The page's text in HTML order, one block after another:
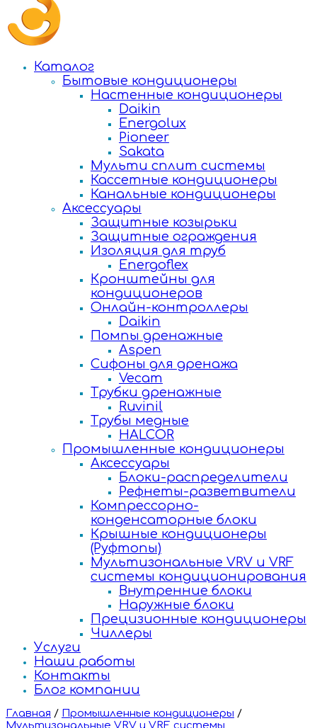
Каталог
Бытовые кондиционеры
Настенные кондиционеры
Daikin
Energolux
Pioneer
Sakata
Мульти сплит системы
Кассетные кондиционеры
Канальные кондиционеры
Аксессуары
Защитные козырьки
Защитные ограждения
Изоляция для труб
Energoflex
Кронштейны для
кондиционеров
Онлайн-контроллеры
Daikin
Помпы дренажные
Aspen
Сифоны для дренажа
Vecam
Трубки дренажные
Ruvinil
Трубы медные
HALCOR
Промышленные кондиционеры
Аксессуары
Блоки-распределители
Рефнеты-разветвители
Компрессорно-
конденсаторные блоки
Крышные кондиционеры
(Руфтопы)
Мультизональные VRV и VRF
системы кондиционирования
Внутренние блоки
Наружные блоки
Прецизионные кондиционеры
Чиллеры
Услуги
Наши работы
Контакты
Блог компании
Главная / Промышленные кондиционеры /
Мультизональные VRV и VRF системы